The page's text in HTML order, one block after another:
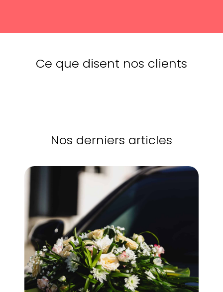
Ce que disent nos clients
Nos derniers articles